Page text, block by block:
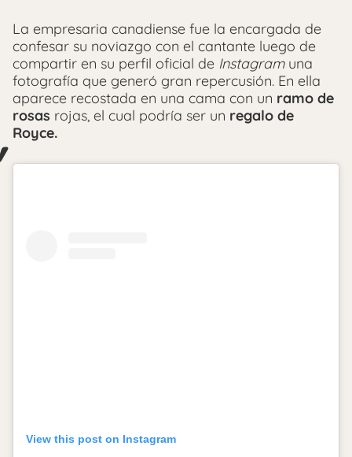
La empresaria canadiense fue la encargada de
confesar su noviazgo con el cantante luego de
compartir en su perfil oficial de Instagramuna
fotografía que generó gran repercusión. En ella
aparece recostada en una cama con un ramo de
rosas rojas, el cual podría ser un regalo de
Royce.
View this post on Instagram